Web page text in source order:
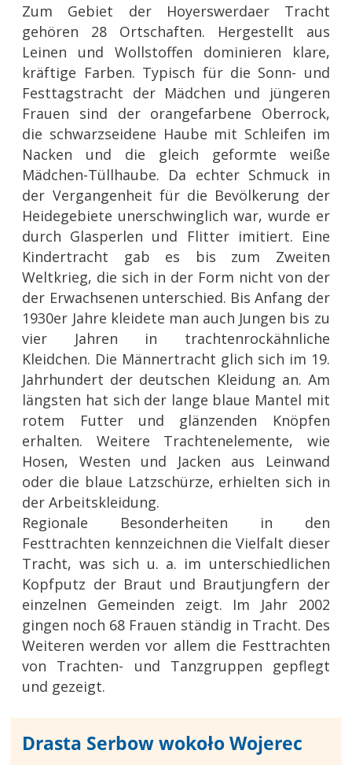
Zum Gebiet der Hoyerswerdaer Tracht
gehören 28 Ortschaften. Hergestellt aus
Leinen und Wollstoffen dominieren klare,
kräftige Farben. Typisch für die Sonn- und
Festtagstracht der Mädchen und jüngeren
Frauen sind der orangefarbene Oberrock,
die schwarzseidene Haube mit Schleifen im
Nacken und die gleich geformte weiße
Mädchen-Tüllhaube. Da echter Schmuck in
der Vergangenheit für die Bevölkerung der
Heidegebiete unerschwinglich war, wurde er
durch Glasperlen und Flitter imitiert. Eine
Kindertracht gab es bis zum Zweiten
Weltkrieg, die sich in der Form nicht von der
der Erwachsenen unterschied. Bis Anfang der
1930er Jahre kleidete man auch Jungen bis zu
vier Jahren in trachtenrockähnliche
Kleidchen. Die Männertracht glich sich im 19.
Jahrhundert der deutschen Kleidung an. Am
längsten hat sich der lange blaue Mantel mit
rotem Futter und glänzenden Knöpfen
erhalten. Weitere Trachtenelemente, wie
Hosen, Westen und Jacken aus Leinwand
oder die blaue Latzschürze, erhielten sich in
der Arbeitskleidung.
Regionale Besonderheiten in den
Festtrachten kennzeichnen die Vielfalt dieser
Tracht, was sich u. a. im unterschiedlichen
Kopfputz der Braut und Brautjungfern der
einzelnen Gemeinden zeigt. Im Jahr 2002
gingen noch 68 Frauen ständig in Tracht. Des
Weiteren werden vor allem die Festtrachten
von Trachten- und Tanzgruppen gepflegt
und gezeigt.
Drasta Serbow wokoło Wojerec